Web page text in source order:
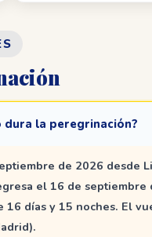
dura la peregrinación?
de 2026 desde
el 16 de septiembre
16 días y 15 noches. El